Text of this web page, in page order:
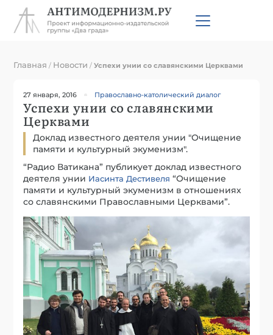
Главная / Новости /Успехи унии со славянскими Церквами
27 января, 2016 Православно-католический диалог
Успехи унии со славянскими
Церквами
Доклад известного деятеля унии "Очищение
памяти и культурный экуменизм".
“Радио Ватикана” публикует доклад известного
деятеля унии Иасинта Дестивеля “Очищение
памяти и культурный экуменизм в отношениях
со славянскими Православными Церквами”.